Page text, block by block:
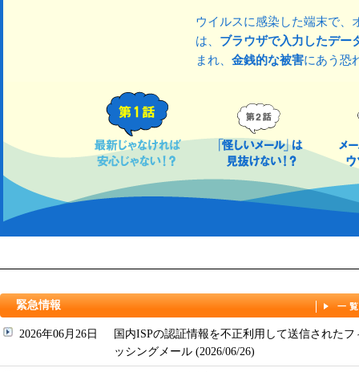
ウイルスに感染した端末で、
は、 ブラウザで入力したデー
まれ、 金銭的な被害にあう恐
緊急情報 一
2026年06月26日
国内ISPの認証情報を不正利用して送信されたフ
ッシングメール (2026/06/26)